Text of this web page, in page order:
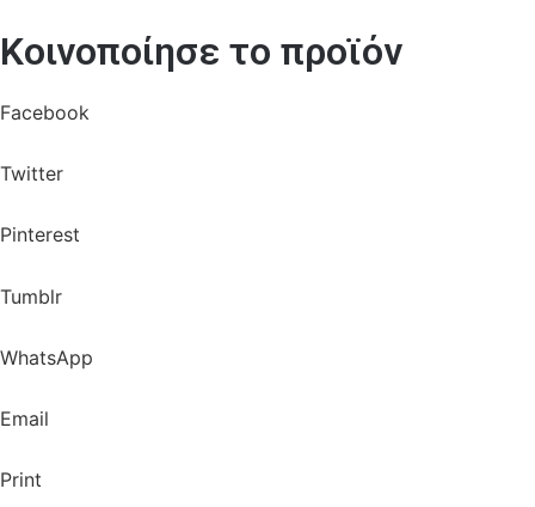
Κοινοποίησε το προϊόν
Facebook
Twitter
Pinterest
Tumblr
WhatsApp
Email
Print